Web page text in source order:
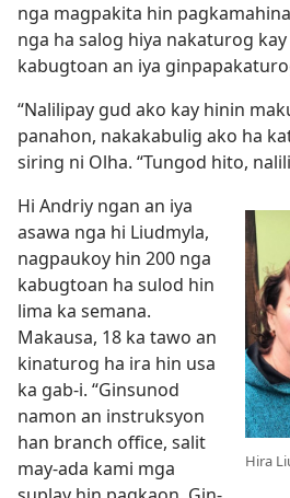
nga magpakita hin
nga ha salog hiya nakaturog
kabugtoan an iya
“Nalilipay gud ako kay hinin
panahon, nakakabulig ako ha
siring ni Olha. “Tungod hito,
Hira
Hi Andriy ngan an iya
asawa nga hi Liudmyla,
nagpaukoy hin 200 nga
kabugtoan ha sulod hin
lima ka semana.
Makausa, 18 ka tawo an
kinaturog ha ira hin usa
ka gab-i. “Ginsunod
namon an instruksyon
han branch office, salit
may-ada kami mga